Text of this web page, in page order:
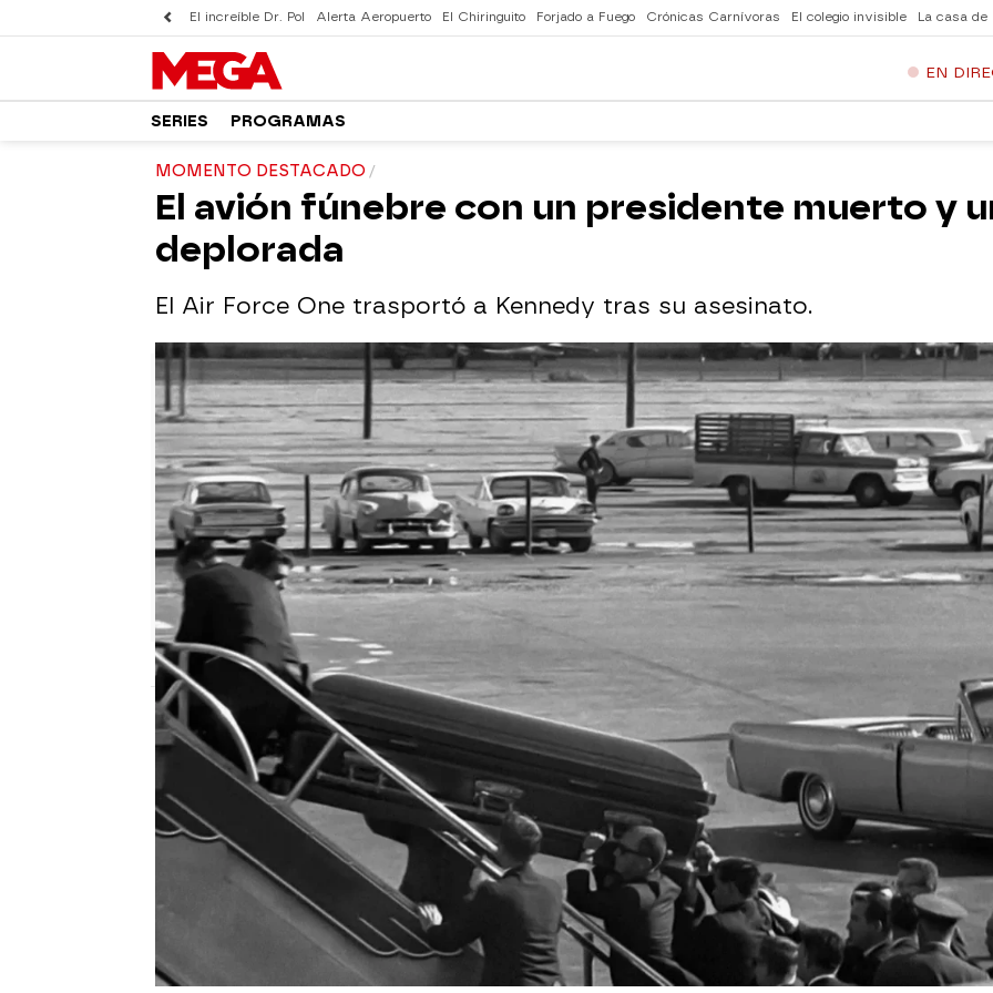
El increíble Dr. Pol Alerta Aeropuerto El Chiringuito Forjado a Fuego Crónicas Carnívoras El colegio invisible La casa de
EN
SERIES PROGRAMAS
MOMENTO DESTACADO
El avión fúnebre con un presidente muerto y
deplorada
El Air Force One trasportó a Kennedy tras su asesinato.
mega
Madrid
Publicado:30 de agosto de 2021, 23:31
WhatsappFacebook
X
Tras la muerte de Kennedy se produjeron muchos cambios.
Entre estos tuvieron que reformar el Air Force One ya que no
querían meter el ataúd del presidente en la bodega. Por ello
adaptaron totalmente el avión para que fuera metido en la sala
presidencial. Dentro del avión se produjo la toma de poder del
nuevo presidente, mientras toda la tripulación y su mujer,
lloraban la perdida del presidente. Descúbrelo todo en el vídeo.